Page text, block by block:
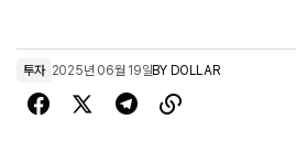
투자 2025년 06월 19일BY DOLLAR